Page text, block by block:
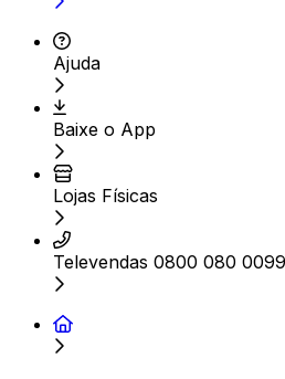
Ajuda
Baixe o App
Lojas Físicas
Televendas 0800 080 0099